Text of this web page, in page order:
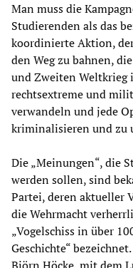
Man muss die
Studierenden als das
koordinierte Aktion,
den Weg zu bahnen,
und Zweiten Weltkrieg
rechtsextreme und
verwandeln und jede
kriminalisieren und zu
Die „Meinungen“, die
werden sollen, sind
Partei, deren aktueller
die Wehrmacht
„Vogelschiss in über
Geschichte“